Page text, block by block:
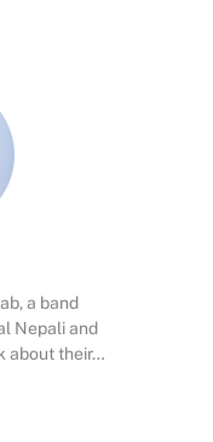
a band
Nepali and
about their…